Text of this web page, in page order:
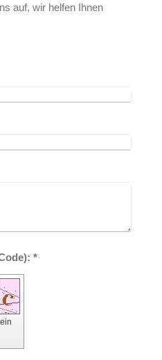
auf, wir helfen Ihnen
Captcha (Spam-Schutz-Code): *